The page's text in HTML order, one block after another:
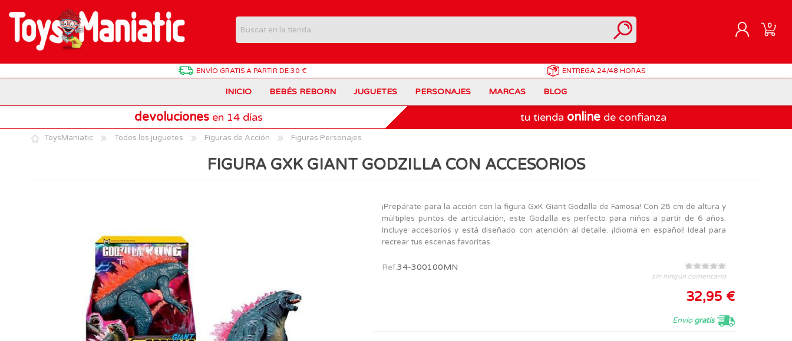
REGISTRARME
0
ENVÍO GRATIS A PARTIR DE 30 € ENTREGA 24/48 HORAS
INICIO BEBÉS REBORN JUGUETES
Animales de Juguete Carros Portamochilas
Muñecas Muñecas Famosa
Patinetes Playmobil
Puzzles
PERSONAJES
Batman Bob Esponja
Sonic Spiderman
SuperThings The Beasties
PERSONAJES
MARCAS
Antonio Juan Barbie
VTech
MARCAS
BLOG
devoluciones en 14 días tu tienda online de confianza
ToysManiatic Todos los juguetes Figuras de Acción Figuras Personajes
FIGURA GXK GIANT GODZILLA CON ACCESORIOS
¡Prepárate para la acción con la figura GxK Giant Godzilla de Famosa! Con 28 cm de altura y
múltiples puntos de articulación, este Godzilla es perfecto para niños a partir de 6 años.
Incluye accesorios y está diseñado con atención al detalle. ¡Idioma en español! Ideal para
recrear tus escenas favoritas.
Ref.34-300100MN
sin ningún comentario
32,95 €
Envíogratis